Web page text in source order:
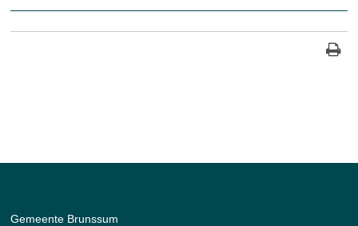
Gemeente Brunssum